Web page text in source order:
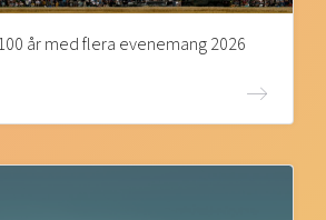
år med flera evenemang 2026